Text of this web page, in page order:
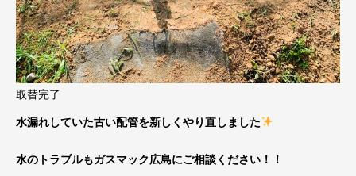
取替完了
水漏れしていた古い配管を新しくやり直しました
水のトラブルもガスマック広島にご相談ください！！